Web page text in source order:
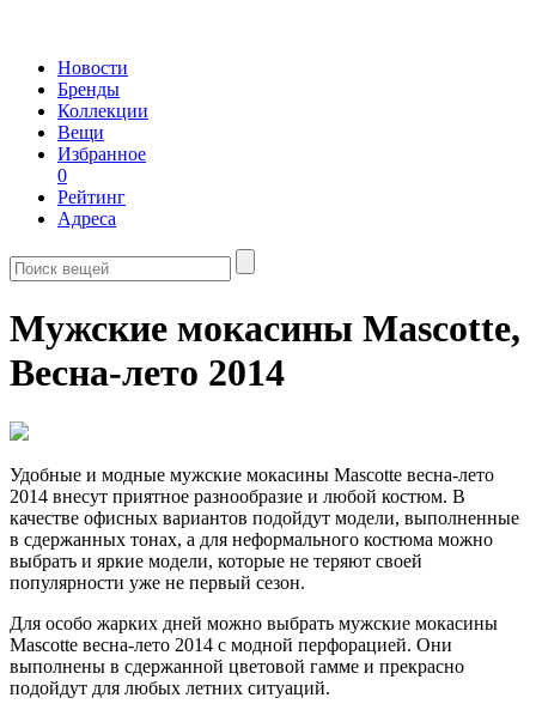
Новости
Бренды
Коллекции
Вещи
Избранное
0
Рейтинг
Адреса
Мужские мокасины Mascotte,
Весна-лето 2014
Удобные и модные мужские мокасины Mascotte весна-лето
2014 внесут приятное разнообразие и любой костюм. В
качестве офисных вариантов подойдут модели, выполненные
в сдержанных тонах, а для неформального костюма можно
выбрать и яркие модели, которые не теряют своей
популярности уже не первый сезон.
Для особо жарких дней можно выбрать мужские мокасины
Mascotte весна-лето 2014 с модной перфорацией. Они
выполнены в сдержанной цветовой гамме и прекрасно
подойдут для любых летних ситуаций.